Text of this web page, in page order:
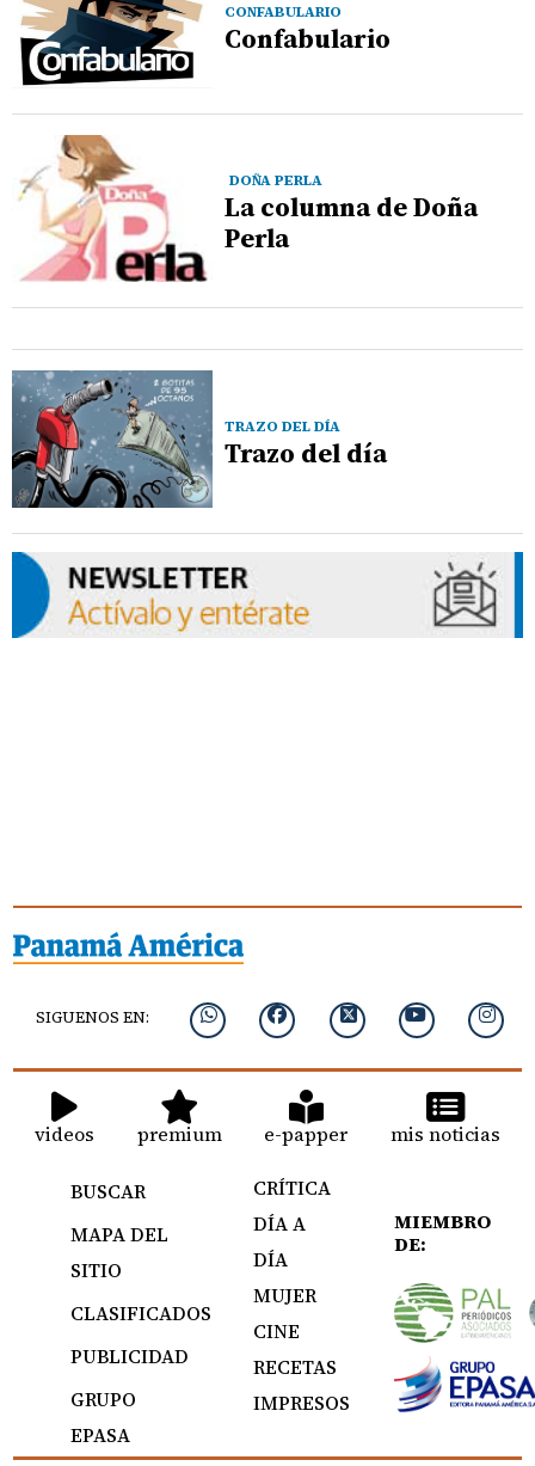
CONFABULARIO
Confabulario
DOÑA PERLA
La columna de Doña
Perla
TRAZO DEL DÍA
Trazo del día
SIGUENOS EN:
videos premium e-papper mis noticias
BUSCAR
MAPA DEL
SITIO
CLASIFICADOS
PUBLICIDAD
GRUPO
EPASA
CRÍTICA
DÍA A
DÍA
MUJER
CINE
RECETAS
IMPRESOS
MIEMBRO
DE: